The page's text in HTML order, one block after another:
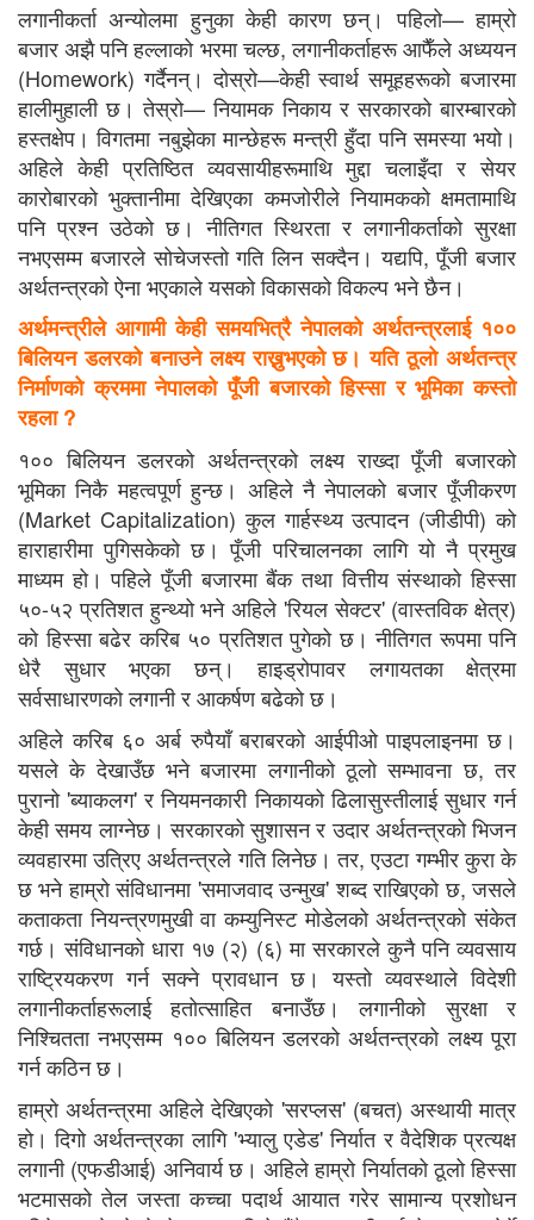
लगानीकर्ता अन्योलमा हुनुका केही कारण छन्। पहिलो— हाम्रो
बजार अझै पनि हल्लाको भरमा चल्छ, लगानीकर्ताहरू आफैँले अध्ययन
(Homework) गर्दैनन्। दोस्रो—केही स्वार्थ समूहहरूको बजारमा
हालीमुहाली छ। तेस्रो— नियामक निकाय र सरकारको बारम्बारको
हस्तक्षेप। विगतमा नबुझेका मान्छेहरू मन्त्री हुँदा पनि समस्या भयो।
अहिले केही प्रतिष्ठित व्यवसायीहरूमाथि मुद्दा चलाइँदा र सेयर
कारोबारको भुक्तानीमा देखिएका कमजोरीले नियामकको क्षमतामाथि
पनि प्रश्न उठेको छ। नीतिगत स्थिरता र लगानीकर्ताको सुरक्षा
नभएसम्म बजारले सोचेजस्तो गति लिन सक्दैन। यद्यपि, पूँजी बजार
अर्थतन्त्रको ऐना भएकाले यसको विकासको विकल्प भने छैन।
अर्थमन्त्रीले आगामी केही समयभित्रै नेपालको अर्थतन्त्रलाई १००
बिलियन डलरको बनाउने लक्ष्य राख्नुभएको छ। यति ठूलो अर्थतन्त्र
निर्माणको क्रममा नेपालको पूँजी बजारको हिस्सा र भूमिका कस्तो
रहला ?
१०० बिलियन डलरको अर्थतन्त्रको लक्ष्य राख्दा पूँजी बजारको
भूमिका निकै महत्वपूर्ण हुन्छ। अहिले नै नेपालको बजार पूँजीकरण
(Market Capitalization) कुल गार्हस्थ्य उत्पादन (जीडीपी) को
हाराहारीमा पुगिसकेको छ। पूँजी परिचालनका लागि यो नै प्रमुख
माध्यम हो। पहिले पूँजी बजारमा बैंक तथा वित्तीय संस्थाको हिस्सा
५०-५२ प्रतिशत हुन्थ्यो भने अहिले 'रियल सेक्टर' (वास्तविक क्षेत्र)
को हिस्सा बढेर करिब ५० प्रतिशत पुगेको छ। नीतिगत रूपमा पनि
धेरै सुधार भएका छन्। हाइड्रोपावर लगायतका क्षेत्रमा
सर्वसाधारणको लगानी र आकर्षण बढेको छ।
अहिले करिब ६० अर्ब रुपैयाँ बराबरको आईपीओ पाइपलाइनमा छ।
यसले के देखाउँछ भने बजारमा लगानीको ठूलो सम्भावना छ, तर
पुरानो 'ब्याकलग' र नियमनकारी निकायको ढिलासुस्तीलाई सुधार गर्न
केही समय लाग्नेछ। सरकारको सुशासन र उदार अर्थतन्त्रको भिजन
व्यवहारमा उत्रिए अर्थतन्त्रले गति लिनेछ। तर, एउटा गम्भीर कुरा के
छ भने हाम्रो संविधानमा 'समाजवाद उन्मुख' शब्द राखिएको छ, जसले
कताकता नियन्त्रणमुखी वा कम्युनिस्ट मोडेलको अर्थतन्त्रको संकेत
गर्छ। संविधानको धारा १७ (२) (६) मा सरकारले कुनै पनि व्यवसाय
राष्ट्रियकरण गर्न सक्ने प्रावधान छ। यस्तो व्यवस्थाले विदेशी
लगानीकर्ताहरूलाई हतोत्साहित बनाउँछ। लगानीको सुरक्षा र
निश्चितता नभएसम्म १०० बिलियन डलरको अर्थतन्त्रको लक्ष्य पूरा
गर्न कठिन छ।
हाम्रो अर्थतन्त्रमा अहिले देखिएको 'सरप्लस' (बचत) अस्थायी मात्र
हो। दिगो अर्थतन्त्रका लागि 'भ्यालु एडेड' निर्यात र वैदेशिक प्रत्यक्ष
लगानी (एफडीआई) अनिवार्य छ। अहिले हाम्रो निर्यातको ठूलो हिस्सा
भटमासको तेल जस्ता कच्चा पदार्थ आयात गरेर सामान्य प्रशोधन